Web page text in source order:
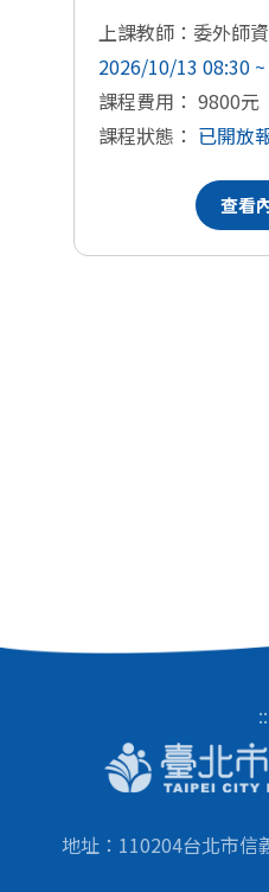
上課教師：委外師資
2026/10/13 08:30
課程費用： 9800元
課程狀態： 已開放
查看
地址：110204台北市信